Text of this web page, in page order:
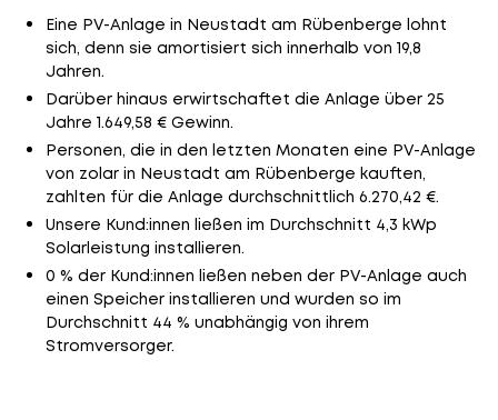
Eine PV-Anlage in Neustadt am Rübenberge lohnt
sich, denn sie amortisiert sich innerhalb von 19,8
Jahren.
Darüber hinaus erwirtschaftet die Anlage über 25
Jahre 1.649,58 € Gewinn.
Personen, die in den letzten Monaten eine PV-Anlage
von zolar in Neustadt am Rübenberge kauften,
zahlten für die Anlage durchschnittlich 6.270,42 €.
Unsere Kund:innen ließen im Durchschnitt 4,3 kWp
Solarleistung installieren.
0 % der Kund:innen ließen neben der PV-Anlage auch
einen Speicher installieren und wurden so im
Durchschnitt 44 % unabhängig von ihrem
Stromversorger.